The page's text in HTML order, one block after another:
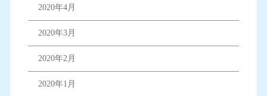
2020年4月
2020年3月
2020年2月
2020年1月